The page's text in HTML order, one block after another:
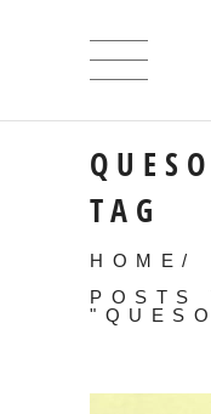
TAG
HOME /
POSTS